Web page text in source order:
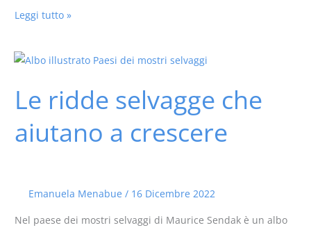
Leggi tutto »
Le ridde selvagge che
aiutano a crescere
Emanuela Menabue / 16 Dicembre 2022
Nel paese dei mostri selvaggi di Maurice Sendak è un albo
Le
ridde
selvagge
che
crescere